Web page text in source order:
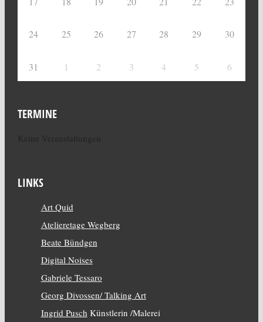
24 25 26 27 28 29 30
31 1 2 3 4 5 6
TERMINE
LINKS
Art Quid
Atelieretage Wegberg
Beate Bündgen
Digital Noises
Gabriele Tessaro
Georg Divossen/ Talking Art
Ingrid Pusch Künstlerin /Malerei